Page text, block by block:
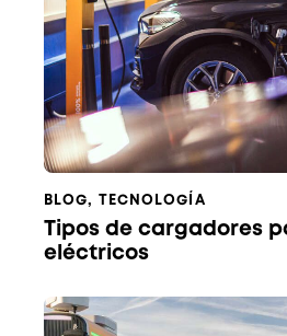
BLOG, TECNOLOGÍA
Tipos de cargadores
eléctricos